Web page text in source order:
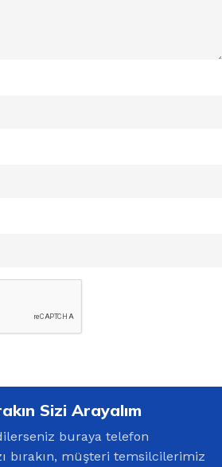
Sizi Arayalım
buraya telefon
bırakın, müşteri temsilcilerimiz